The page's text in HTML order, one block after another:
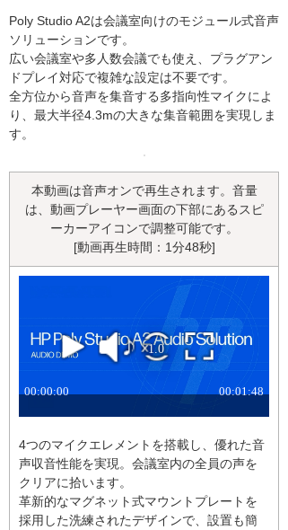
Poly Studio A2は会議室向けのモジュール式音声
ソリューションです。
広い会議室や多人数会議でも使え、プラグアン
ドプレイ対応で複雑な設定は不要です。
全方位から音声を集音する多指向性マイクによ
り、最大半径4.3mの大きな集音範囲を実現しま
す。
本動画は音声オンで再生されます。音量
は、動画プレーヤー画面の下部にあるスピ
ーカーアイコンで調整可能です。
[動画再生時間：1分48秒]
4つのマイクエレメントを搭載し、優れた音
声収音性能を実現。会議室内の全員の声を
クリアに拾います。
革新的なマグネット式マウントプレートを
採用した洗練されたデザインで、設置も簡